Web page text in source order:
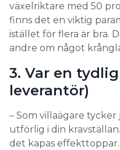
växelriktare med 50
finns det en viktig
istället för flera är bra.
andre om något
3. Var en
leverantör)
– Som villaägare
utförlig i din
det kapas